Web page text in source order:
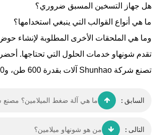
هل جهاز التسخين المسبق ضروري؟
ما هي أنواع القوالب التي ينبغي استخدامها؟
وما هي الملحقات الأخرى المطلوبة لإنشاء
تقدم شونهاو خدمات الحلول التي تحتاجها.
تصنع شركة Shunhao آلات بقدرة 600 طن، و800 طن، و1000 طن، وحتى آلات أكبر لدعم عملائنا.
السابق : ما هي آلة ضغط الميلامين؟ مصنع
التالى : من هو شونهاو ميلامين؟